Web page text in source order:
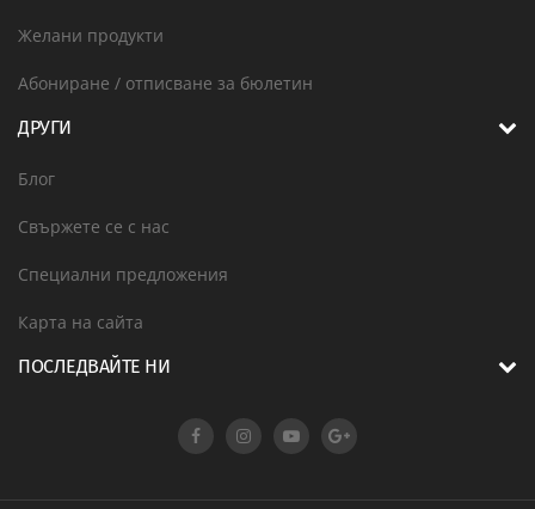
Желани продукти
Абониране / отписване за бюлетин
ДРУГИ
Блог
Свържете се с нас
Специални предложения
Карта на сайта
ПОСЛЕДВАЙТЕ НИ